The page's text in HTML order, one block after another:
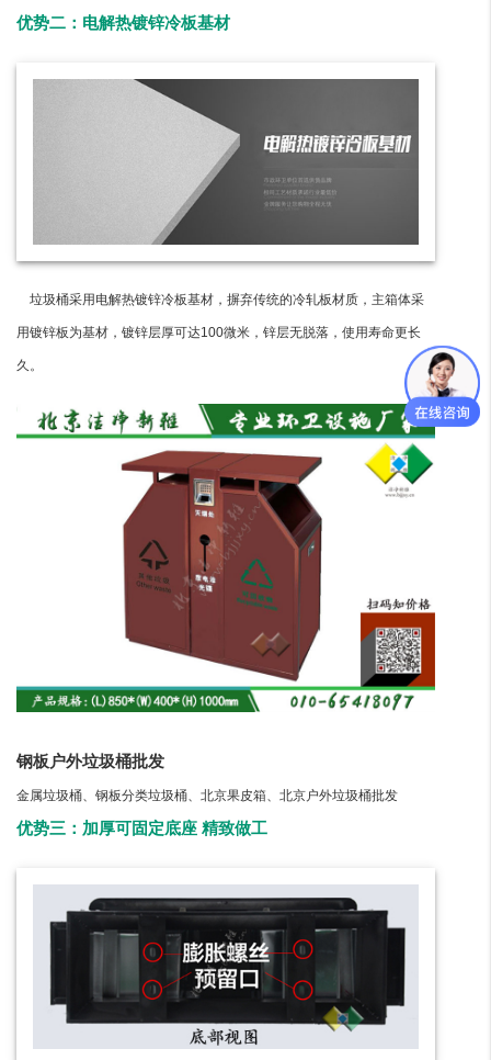
优势二：电解热镀锌冷板基材
垃圾桶采用电解热镀锌冷板基材，摒弃传统的冷轧板材质，主箱体采
用镀锌板为基材，镀锌层厚可达100微米，锌层无脱落，使用寿命更长
久。
钢板户外垃圾桶批发
金属垃圾桶、钢板分类垃圾桶、北京果皮箱、北京户外垃圾桶批发
优势三：加厚可固定底座 精致做工